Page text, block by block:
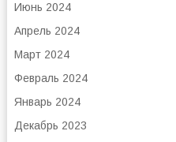
Июнь 2024
Апрель 2024
Март 2024
Февраль 2024
Январь 2024
Декабрь 2023